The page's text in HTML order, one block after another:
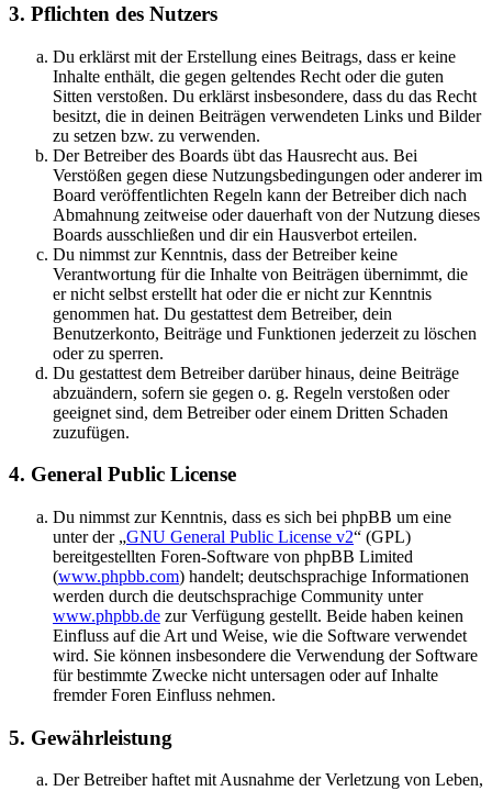
3. Pflichten des Nutzers
Du erklärst mit der Erstellung eines Beitrags, dass er keine
Inhalte enthält, die gegen geltendes Recht oder die guten
Sitten verstoßen. Du erklärst insbesondere, dass du das Recht
besitzt, die in deinen Beiträgen verwendeten Links und Bilder
zu setzen bzw. zu verwenden.
Der Betreiber des Boards übt das Hausrecht aus. Bei
Verstößen gegen diese Nutzungsbedingungen oder anderer im
Board veröffentlichten Regeln kann der Betreiber dich nach
Abmahnung zeitweise oder dauerhaft von der Nutzung dieses
Boards ausschließen und dir ein Hausverbot erteilen.
Du nimmst zur Kenntnis, dass der Betreiber keine
Verantwortung für die Inhalte von Beiträgen übernimmt, die
er nicht selbst erstellt hat oder die er nicht zur Kenntnis
genommen hat. Du gestattest dem Betreiber, dein
Benutzerkonto, Beiträge und Funktionen jederzeit zu löschen
oder zu sperren.
Du gestattest dem Betreiber darüber hinaus, deine Beiträge
abzuändern, sofern sie gegen o. g. Regeln verstoßen oder
geeignet sind, dem Betreiber oder einem Dritten Schaden
zuzufügen.
4. General Public License
Du nimmst zur Kenntnis, dass es sich bei phpBB um eine
unter der „GNU General Public License v2“ (GPL)
bereitgestellten Foren-Software von phpBB Limited
(www.phpbb.com) handelt; deutschsprachige Informationen
werden durch die deutschsprachige Community unter
www.phpbb.de zur Verfügung gestellt. Beide haben keinen
Einfluss auf die Art und Weise, wie die Software verwendet
wird. Sie können insbesondere die Verwendung der Software
für bestimmte Zwecke nicht untersagen oder auf Inhalte
fremder Foren Einfluss nehmen.
5. Gewährleistung
Der Betreiber haftet mit Ausnahme der Verletzung von Leben,